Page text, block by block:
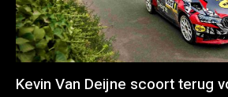
Kevin Van Deijne scoort terug